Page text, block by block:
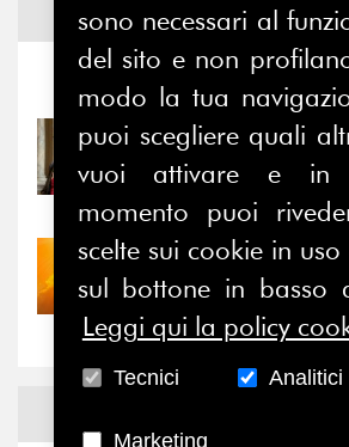
Notizie edEventi
Eventi
31/07/2026
Prima della pausa
il valore di...
30/07/2026
Nove anni dopo la
“grande cecità”: la...
sono necessari al
del sito e non
modo la tua
puoi scegliere quali
vuoi attivare e in
momento puoi
scelte sui cookie in
sul bottone in basso
Leggi qui la policy
Tecnici Analitici
Marketing